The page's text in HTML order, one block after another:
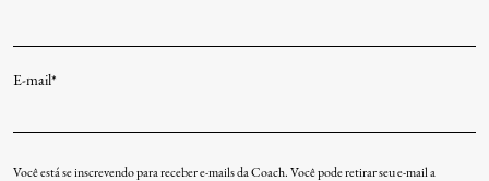
E-mail*
Você está se inscrevendo para receber e-mails da Coach. Você pode retirar seu e-mail a